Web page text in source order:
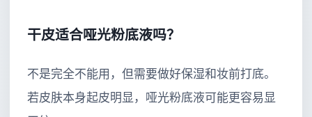
干皮适合哑光粉底液吗？
不是完全不能用，但需要做好保湿和妆前打底。
若皮肤本身起皮明显，哑光粉底液可能更容易显